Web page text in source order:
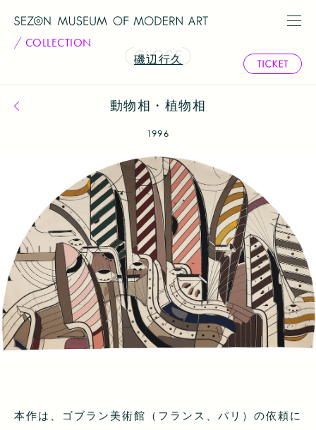
COLLECTION
磯辺行久
コレクション一覧へ戻る動物相・植物相
1996
本作は、ゴブラン美術館（フランス、パリ）の依頼に